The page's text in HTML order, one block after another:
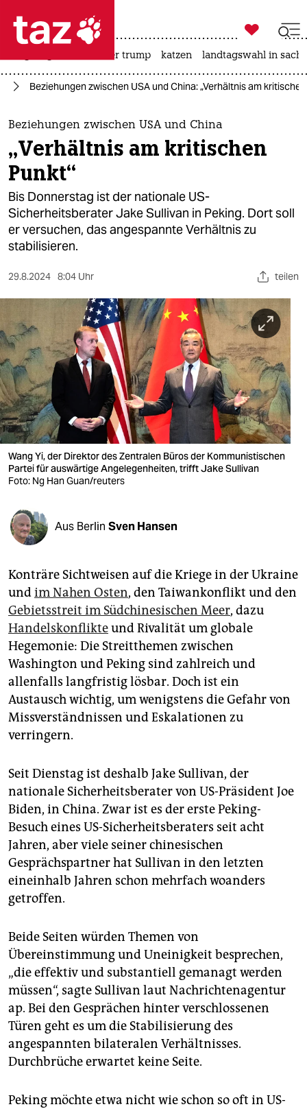
 taz zahl ich
taz zahl ich
themen
politik
öko
gesellschaft
kultur
sport
berlin
nord
wahrheit
verlag
verlag
veranstaltungen
shop
fragen & hilfe
unterstützen
genossenschaft
epaper login

taz zahl ich
usa unter trump katzen landtagswahl in
Beziehungen zwischen USA und China: „Verhältnis am
Beziehungen zwischen USA und China
„Verhältnis am kritischen
Punkt“
Bis Donnerstag ist der nationale US-
Sicherheitsberater Jake Sullivan in Peking. Dort soll
er versuchen, das angespannte Verhältnis zu
stabilisieren.
29.8.2024 8:04 Uhr teilen
Wang Yi, der Direktor des Zentralen Büros der Kommunistischen
Partei für auswärtige Angelegenheiten, trifft Jake Sullivan
Foto: Ng Han Guan/reuters
Aus Berlin Sven Hansen
Konträre Sichtweisen auf die Kriege in der Ukraine
undim Nahen Osten, den Taiwankonflikt und den
Gebietsstreit im Südchinesischen Meer, dazu
Handelskonflikteund Rivalität um globale
Hegemonie: Die Streitthemen zwischen
Washington und Peking sind zahlreich und
allenfalls langfristig lösbar. Doch ist ein
Austausch wichtig, um wenigstens die Gefahr von
Missverständnissen und Eskalationen zu
verringern.
Seit Dienstag ist deshalb Jake Sullivan, der
nationale Sicherheitsberater von US-Präsident Joe
Biden, in China. Zwar ist es der erste Peking-
Besuch eines US-Sicherheitsberaters seit acht
Jahren, aber viele seiner chinesischen
Gesprächspartner hat Sullivan in den letzten
eineinhalb Jahren schon mehrfach woanders
getroffen.
Beide Seiten würden Themen von
Übereinstimmung und Uneinigkeit besprechen,
„die effektiv und substantiell gemanagt werden
müssen“, sagte Sullivan laut Nachrichtenagentur
ap. Bei den Gesprächen hinter verschlossenen
Türen geht es um die Stabilisierung des
angespannten bilateralen Verhältnisses.
Durchbrüche erwartet keine Seite.
Peking möchte etwa nicht wie schon so oft in US-